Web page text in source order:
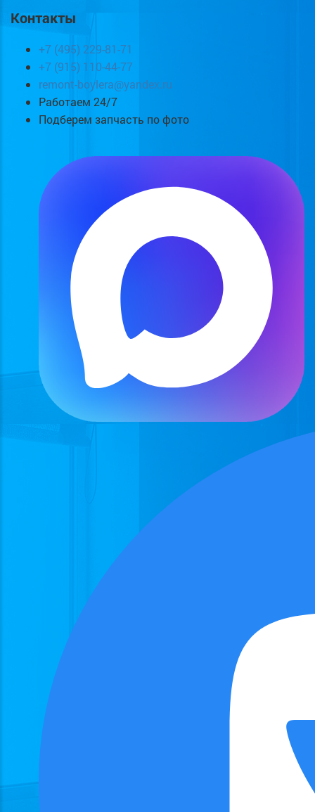
Контакты
+7 (495) 229-81-71
+7 (915) 110-44-77
remont-boylera@yandex.ru
Работаем 24/7
Подберем запчасть по фото